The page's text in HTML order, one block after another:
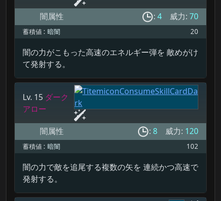
闇属性 : 4 威力: 70
蓄積値 : 暗闇 20
闇の力がこもった高速のエネルギー弾を 敵めがけ
て発射する。
Lv. 15 ダーク
アロー
闇属性 : 8 威力: 120
蓄積値 : 暗闇 102
闇の力で敵を追尾する複数の矢を 連続かつ高速で
発射する。